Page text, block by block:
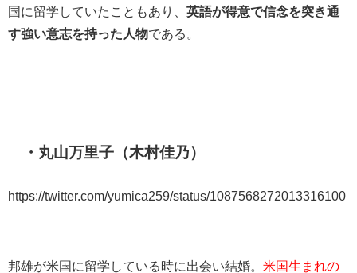
国に留学していたこともあり、 英語が得意で信念を突き通
す強い意志を持った人物である。
・丸山万里子（木村佳乃）
https://twitter.com/yumica259/status/1087568272013316100
邦雄が米国に留学している時に出会い結婚。 米国生まれの